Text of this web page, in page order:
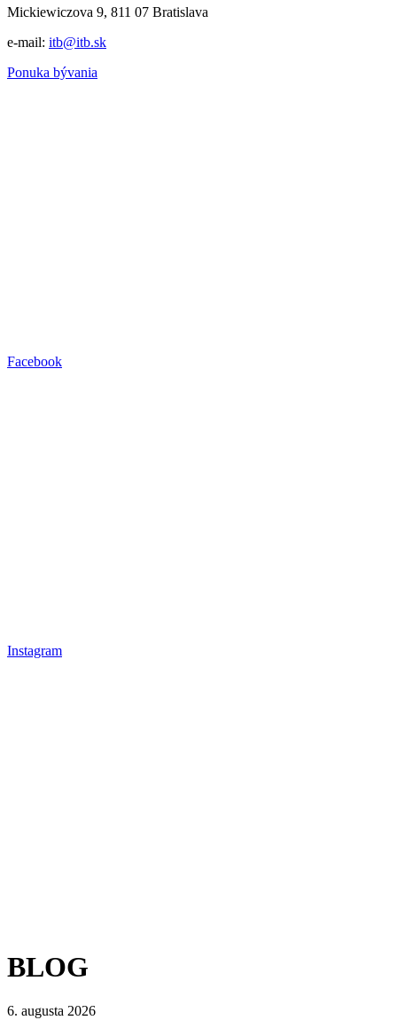
Mickiewiczova 9, 811 07 Bratislava
e-mail: itb@itb.sk
Ponuka bývania
Facebook
Instagram
BLOG
6. augusta 2026